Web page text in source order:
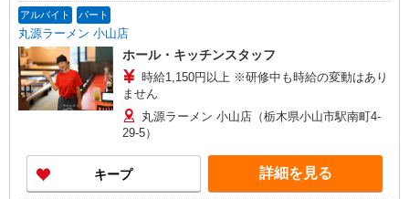
アルバイト パート
丸源ラーメン 小山店
ホール・キッチンスタッフ
時給1,150円以上 ※研修中も時給の変動はあり
ません
丸源ラーメン 小山店（栃木県小山市駅南町4-
29-5）
キープ 詳細を見る